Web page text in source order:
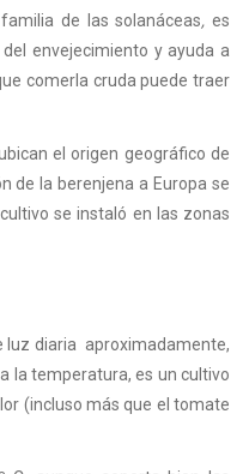
de las solanáceas,es
envejecimiento y ayuda a
comerla cruda puede traer
el origen geográfico de
de la berenjena a Europa se
se instaló en las zonas
luz diaria aproximadamente,
la temperatura, es un cultivo
(incluso más que el tomate